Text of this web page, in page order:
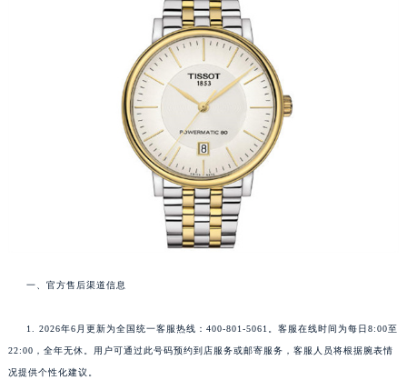
一、官方售后渠道信息
1. 2026年6月更新为全国统一客服热线：400-801-5061。客服在线时间为每日8:00至
22:00，全年无休。用户可通过此号码预约到店服务或邮寄服务，客服人员将根据腕表情
况提供个性化建议。